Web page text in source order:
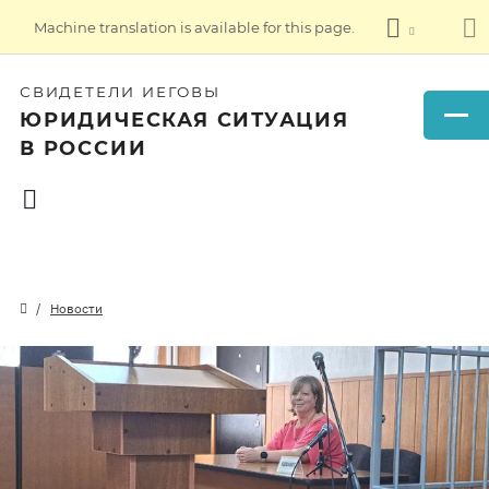
Machine translation is available for this page.
СВИДЕТЕЛИ ИЕГОВЫ
ЮРИДИЧЕСКАЯ СИТУАЦИЯ
В РОССИИ
Новости